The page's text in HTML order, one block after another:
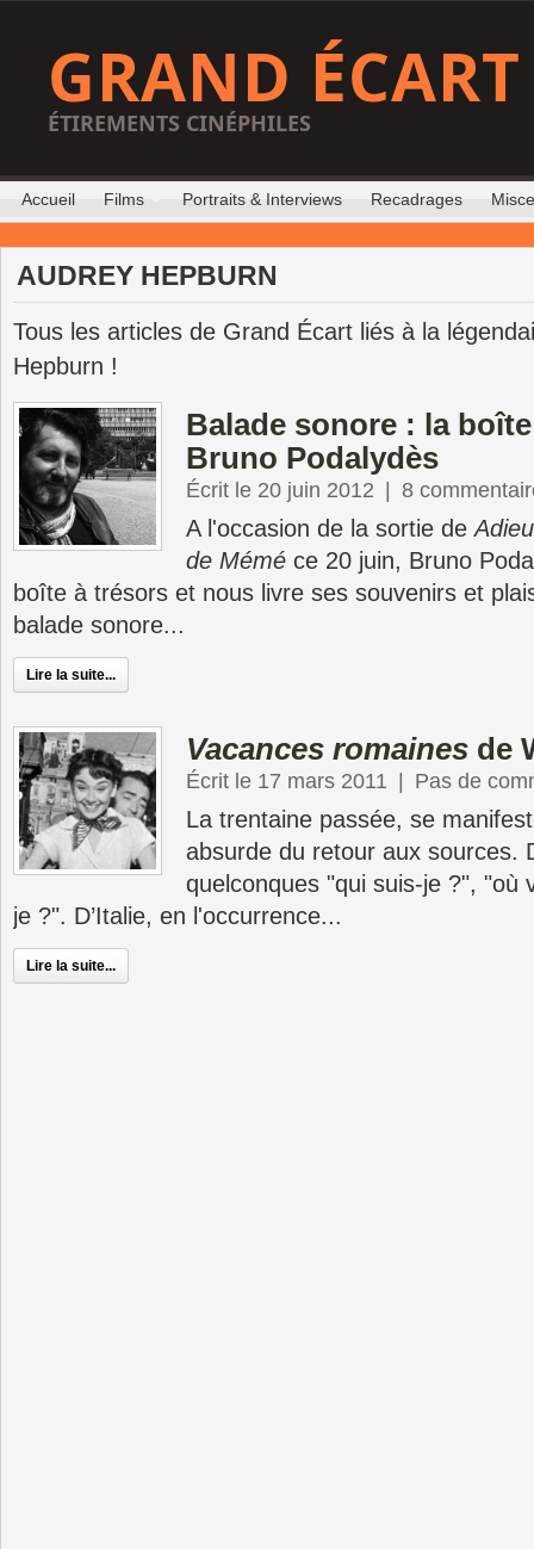
GRAND ÉCART
ÉTIREMENTS CINÉPHILES
Accueil Films Portraits & Interviews Recadrages
AUDREY HEPBURN
Tous les articles de Grand Écart liés à la
Hepburn !
Balade sonore : la
Bruno Podalydès
Écrit le 20 juin 2012 8
A l'occasion de la sortie de
de Mémé ce 20 juin, Bruno
boîte à trésors et nous livre ses souvenirs et
balade sonore...
Lire la suite...
Vacances romaines de
Écrit le 17 mars 2011 Pas de
La trentaine passée, se
absurde du retour aux sources.
quelconques "qui suis-je ?", "où
je ?". D’Italie, en l'occurrence...
Lire la suite...